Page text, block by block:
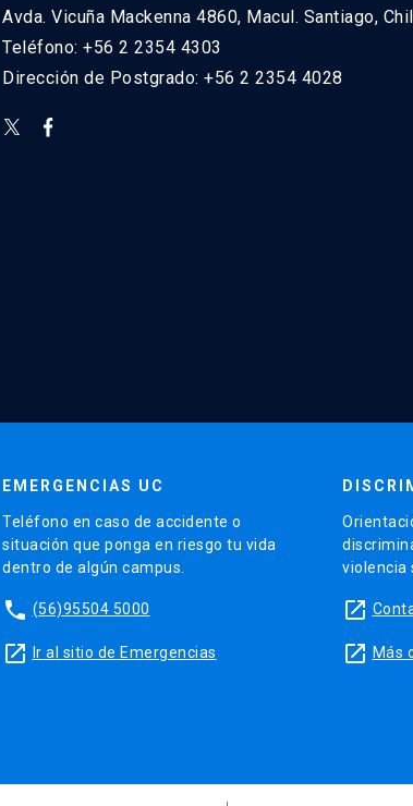
Avda. Vicuña Mackenna 4860, Macul. Santiago,
Teléfono: +56 2 2354 4303
Dirección de Postgrado: +56 2 2354 4028
EMERGENCIAS UC
Teléfono en caso de accidente o
situación que ponga en riesgo tu vida
dentro de algún campus.
phone (56)95504 5000
launch Ir al sitio de Emergencias
violencia
launch
launch Más